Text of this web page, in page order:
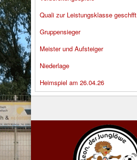
Quali zur Leistungsklasse geschfft
Gruppensieger
Meister und Aufsteiger
Niederlage
Heimspiel am 26.04.26